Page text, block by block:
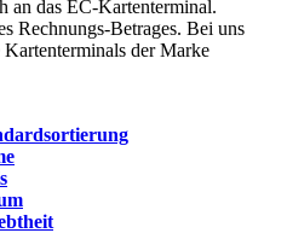
an das EC-Kartenterminal.
Rechnungs-Betrages. Bei uns
der Marke